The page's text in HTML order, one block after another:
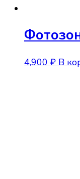
4,900 ₽ В